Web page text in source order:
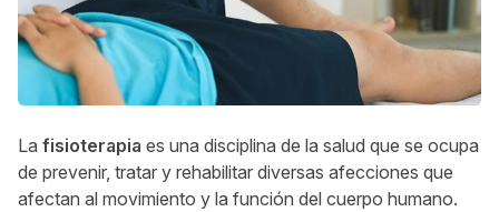
La fisioterapia es una disciplina de la salud que se ocupa
de prevenir, tratar y rehabilitar diversas afecciones que
afectan al movimiento y la función del cuerpo humano.